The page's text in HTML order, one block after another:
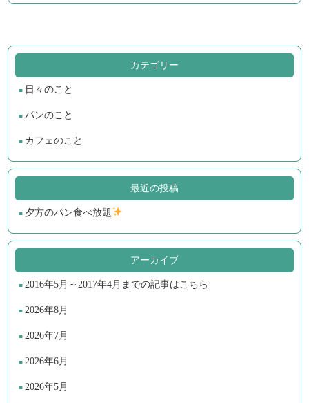
カテゴリー
日々のこと
パンのこと
カフェのこと
最近の投稿
夕方のパン食べ放題
アーカイブ
2016年5月～2017年4月までの記事はこちら
2026年8月
2026年7月
2026年6月
2026年5月